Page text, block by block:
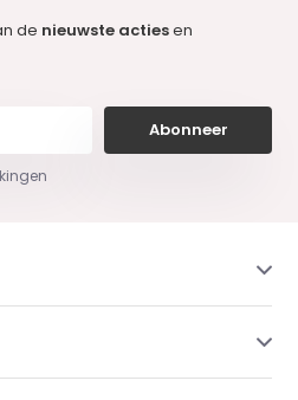
de nieuwste actiesen
Abonneer